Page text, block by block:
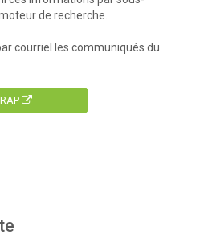
de recherche.
courriel les communiqués du